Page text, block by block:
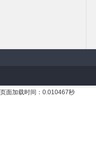
页面加载时间：0.010467秒